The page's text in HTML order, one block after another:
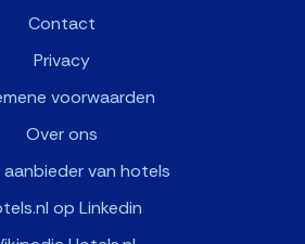
Contact
Privacy
voorwaarden
Over ons
van hotels
op Linkedin